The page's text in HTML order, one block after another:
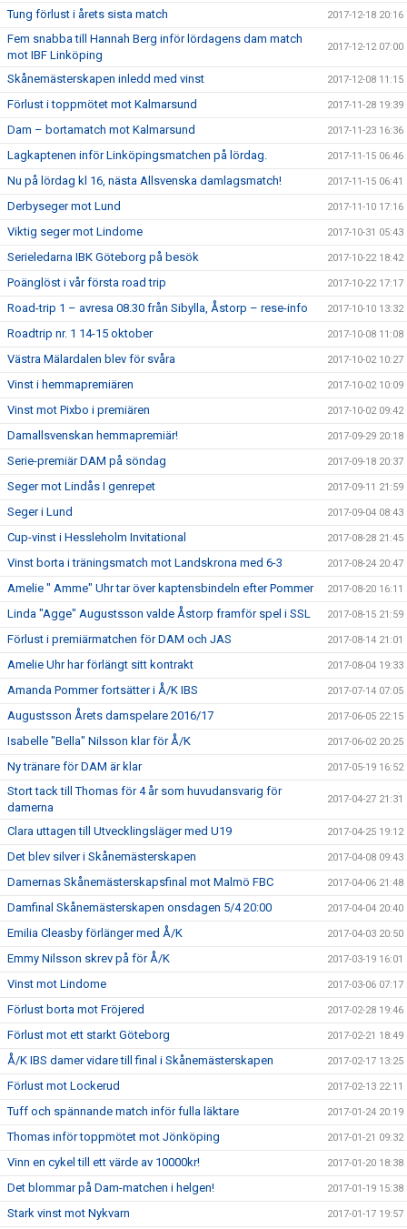
Tung förlust i årets sista match 2017-12-18 20:16
Fem snabba till Hannah Berg inför lördagens dam match
mot IBF Linköping
2017-12-12 07:00
Skånemästerskapen inledd med vinst 2017-12-08 11:15
Förlust i toppmötet mot Kalmarsund 2017-11-28 19:39
Dam – bortamatch mot Kalmarsund 2017-11-23 16:36
Lagkaptenen inför Linköpingsmatchen på lördag. 2017-11-15 06:46
Nu på lördag kl 16, nästa Allsvenska damlagsmatch! 2017-11-15 06:41
Derbyseger mot Lund 2017-11-10 17:16
Viktig seger mot Lindome 2017-10-31 05:43
Serieledarna IBK Göteborg på besök 2017-10-22 18:42
Poänglöst i vår första road trip 2017-10-22 17:17
Road-trip 1 – avresa 08.30 från Sibylla, Åstorp – rese-info 2017-10-10 13:32
Roadtrip nr. 1 14-15 oktober 2017-10-08 11:08
Västra Mälardalen blev för svåra 2017-10-02 10:27
Vinst i hemmapremiären 2017-10-02 10:09
Vinst mot Pixbo i premiären 2017-10-02 09:42
Damallsvenskan hemmapremiär! 2017-09-29 20:18
Serie-premiär DAM på söndag 2017-09-18 20:37
Seger mot Lindås I genrepet 2017-09-11 21:59
Seger i Lund 2017-09-04 08:43
Cup-vinst i Hessleholm Invitational 2017-08-28 21:45
Vinst borta i träningsmatch mot Landskrona med 6-3 2017-08-24 20:47
Amelie " Amme" Uhr tar över kaptensbindeln efter Pommer 2017-08-20 16:11
Linda "Agge" Augustsson valde Åstorp framför spel i SSL 2017-08-15 21:59
Förlust i premiärmatchen för DAM och JAS 2017-08-14 21:01
Amelie Uhr har förlängt sitt kontrakt 2017-08-04 19:33
Amanda Pommer fortsätter i Å/K IBS 2017-07-14 07:05
Augustsson Årets damspelare 2016/17 2017-06-05 22:15
Isabelle "Bella" Nilsson klar för Å/K 2017-06-02 20:25
Ny tränare för DAM är klar 2017-05-19 16:52
Stort tack till Thomas för 4 år som huvudansvarig för
damerna
2017-04-27 21:31
Clara uttagen till Utvecklingsläger med U19 2017-04-25 19:12
Det blev silver i Skånemästerskapen 2017-04-08 09:43
Damernas Skånemästerskapsfinal mot Malmö FBC 2017-04-06 21:48
Damfinal Skånemästerskapen onsdagen 5/4 20:00 2017-04-04 20:40
Emilia Cleasby förlänger med Å/K 2017-04-03 20:50
Emmy Nilsson skrev på för Å/K 2017-03-19 16:01
Vinst mot Lindome 2017-03-06 07:17
Förlust borta mot Fröjered 2017-02-28 19:46
Förlust mot ett starkt Göteborg 2017-02-21 18:49
Å/K IBS damer vidare till final i Skånemästerskapen 2017-02-17 13:25
Förlust mot Lockerud 2017-02-13 22:11
Tuff och spännande match inför fulla läktare 2017-01-24 20:19
Thomas inför toppmötet mot Jönköping 2017-01-21 09:32
Vinn en cykel till ett värde av 10000kr! 2017-01-20 18:38
Det blommar på Dam-matchen i helgen! 2017-01-19 15:38
Stark vinst mot Nykvarn 2017-01-17 19:57